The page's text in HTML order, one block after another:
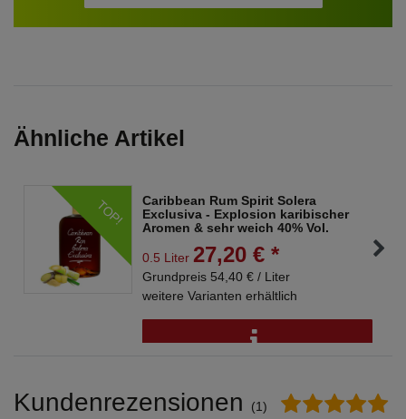
Ähnliche Artikel
TOP!
Caribbean Rum Spirit Solera
Exclusiva - Explosion karibischer
Aromen & sehr weich 40% Vol.
0.5 Liter 27,20 € *
Grundpreis 54,40 € / Liter
weitere Varianten erhältlich
Kundenrezensionen (1)